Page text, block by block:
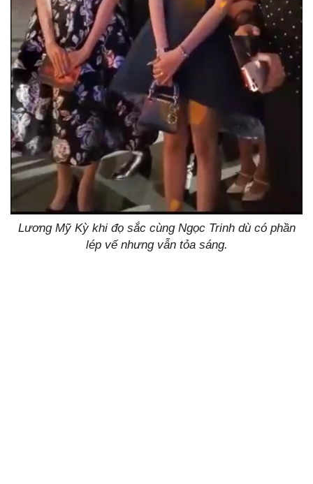
Lương Mỹ Kỳ khi đọ sắc cùng Ngọc Trinh dù có phần
lép vế nhưng vẫn tỏa sáng.